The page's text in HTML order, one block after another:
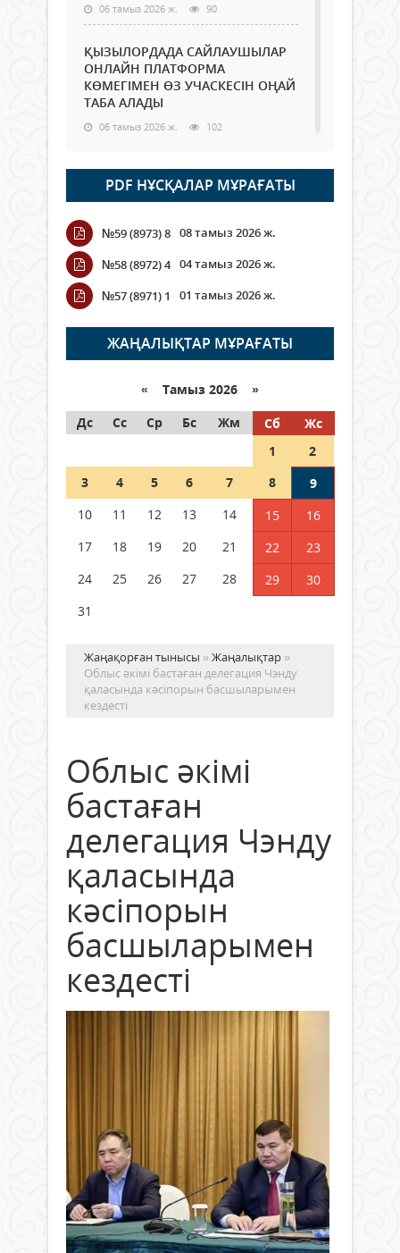
06 тамыз 2026 ж. 90
ҚЫЗЫЛОРДАДА САЙЛАУШЫЛАР
ОНЛАЙН ПЛАТФОРМА
КӨМЕГІМЕН ӨЗ УЧАСКЕСІН ОҢАЙ
ТАБА АЛАДЫ
06 тамыз 2026 ж. 102
Open Air: Қызылорда облысы
полиция департаменті 20
мыңнан астам көрерменнің
қауіпсіздігін қамтамасыз етті
06 тамыз 2026 ж.
Wi-Fi ҚАБЫРҒА АРҚЫЛЫ ҚАЛАЙ
ӨТЕДІ?
06 тамыз 2026 ж. 279
граждане Казахстана,
05 тамыз 2026 ж. 161
Шетелде жүрген Қазақстан
азаматтары қалай дауыс бере
PDF НҰСҚАЛАР МҰРАҒАТЫ
№59 (8973) 8 08 тамыз 2026 ж.
№58 (8972) 4 04 тамыз 2026 ж.
№57 (8971) 1
01 тамыз 2026 ж.
ЖАҢАЛЫҚТАР МҰРАҒАТЫ
« Тамыз 2026 »
Дс
Сс Ср Бс Жм Сб
Жс
1
2
3
4 5 6 7 8
9
10
11 12 13 14 15
16
17
18 19 20 21 22
23
24
25 26 27 28 29
30
31
Жаңақорған тынысы »Жаңалықтар »
Облыс әкімі бастаған делегация Чэнду
қаласында кәсіпорын басшыларымен
кездесті
Облыс әкімі
бастаған
делегация Чэнду
қаласында
кәсіпорын
басшыларымен
кездесті